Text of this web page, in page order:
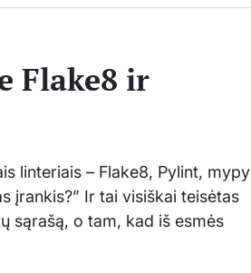
Flake8 ir
linteriais – Flake8, Pylint, mypy
įrankis?” Ir tai visiškai teisėtas
sąrašą, o tam, kad iš esmės